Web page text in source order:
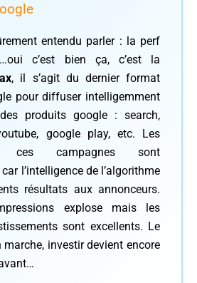
entendu parler : la perf
…oui c’est bien ça, c’est la
, il s’agit du dernier format
pour diffuser intelligemment
produits google : search,
google play, etc. Les
ces campagnes sont
l’intelligence de l’algorithme
résultats aux annonceurs.
explose mais les
sont excellents. Le
investir devient encore